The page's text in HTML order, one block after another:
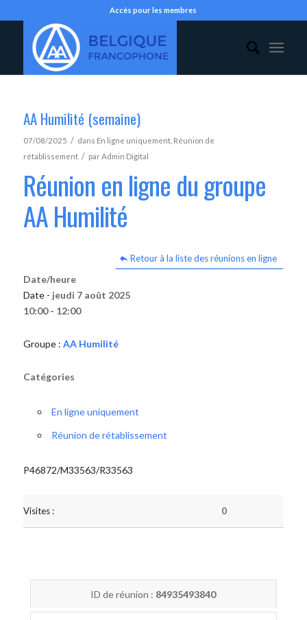
Accès pour les membres
AA Humilité (semaine)
07/08/2025 / dans En ligne uniquement, Réunion de
rétablissement / parAdmin Digital
Réunion en ligne du groupe
AA Humilité
Retour à la liste des réunions en ligne
Date/heure
Date - jeudi 7 août 2025
10:00 - 12:00
Groupe : AA Humilité
Catégories
En ligne uniquement
Réunion de rétablissement
P46872/M33563/R33563
Visites : 0
ID de réunion : 84935493840